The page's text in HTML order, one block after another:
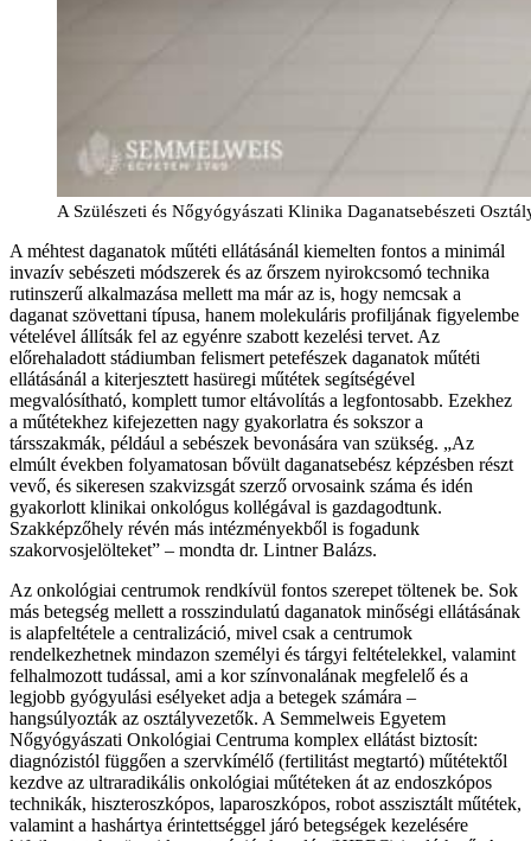
A Szülészeti és Nőgyógyászati Klinika Daganatsebészeti
A méhtest daganatok műtéti ellátásánál kiemelten fontos a minimál
invazív sebészeti módszerek és az őrszem nyirokcsomó technika
rutinszerű alkalmazása mellett ma már az is, hogy nemcsak a
daganat szövettani típusa, hanem molekuláris profiljának figyelembe
vételével állítsák fel az egyénre szabott kezelési tervet. Az
előrehaladott stádiumban felismert petefészek daganatok műtéti
ellátásánál a kiterjesztett hasüregi műtétek segítségével
megvalósítható, komplett tumor eltávolítás a legfontosabb. Ezekhez
a műtétekhez kifejezetten nagy gyakorlatra és sokszor a
társszakmák, például a sebészek bevonására van szükség. „Az
elmúlt években folyamatosan bővült daganatsebész képzésben részt
vevő, és sikeresen szakvizsgát szerző orvosaink száma és idén
gyakorlott klinikai onkológus kollégával is gazdagodtunk.
Szakképzőhely révén más intézményekből is fogadunk
szakorvosjelölteket” – mondta dr. Lintner Balázs.
Az onkológiai centrumok rendkívül fontos szerepet töltenek be. Sok
más betegség mellett a rosszindulatú daganatok minőségi ellátásának
is alapfeltétele a centralizáció, mivel csak a centrumok
rendelkezhetnek mindazon személyi és tárgyi feltételekkel, valamint
felhalmozott tudással, ami a kor színvonalának megfelelő és a
legjobb gyógyulási esélyeket adja a betegek számára –
hangsúlyozták az osztályvezetők. A Semmelweis Egyetem
Nőgyógyászati Onkológiai Centruma komplex ellátást biztosít:
diagnózistól függően a szervkímélő (fertilitást megtartó) műtétektől
kezdve az ultraradikális onkológiai műtéteken át az endoszkópos
technikák, hiszteroszkópos, laparoszkópos, robot asszisztált műtétek,
valamint a hashártya érintettséggel járó betegségek kezelésére